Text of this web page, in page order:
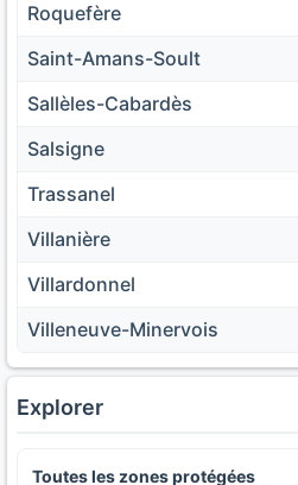
Roquefère
Saint-Amans-Soult
Sallèles-Cabardès
Salsigne
Trassanel
Villanière
Villardonnel
Villeneuve-Minervois
Explorer
Toutes les zones protégées